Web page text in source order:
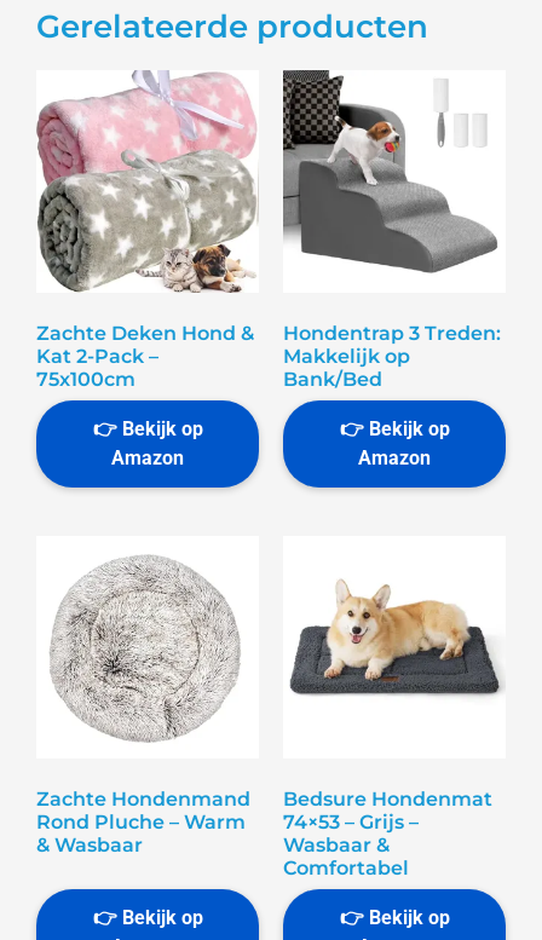
Gerelateerde producten
Zachte Deken Hond &
Kat 2-Pack –
75x100cm
Hondentrap 3 Treden:
Makkelijk op
Bank/Bed
Zachte Hondenmand
Rond Pluche – Warm
& Wasbaar
Bedsure Hondenmat
74×53 – Grijs –
Wasbaar &
Comfortabel